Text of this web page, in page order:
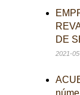
DE
2021-